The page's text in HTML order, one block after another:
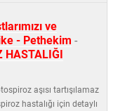
ve
- Pethekim -
HASTALIĞI
aşısı tartışılamaz
hastalığı için detaylı